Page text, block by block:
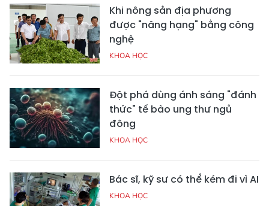
Khi nông sản địa phương
được "nâng hạng" bằng công
nghệ
KHOA HỌC
Đột phá dùng ánh sáng "đánh
thức" tế bào ung thư ngủ
đông
KHOA HỌC
Bác sĩ, kỹ sư có thể kém đi vì AI
KHOA HỌC